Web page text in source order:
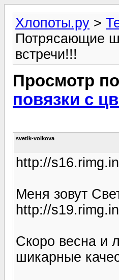
Хлопоты.ру >
Потрясающие
встречи!!!
Просмотр
повязки с
svetik-volkova
http://
Меня зовут
http://
Скоро весна и
шикарные